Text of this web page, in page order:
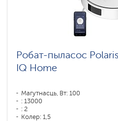
Робат-пыласос
IQ Home
Магутнасць, Вт: 100
: 13000
: 2
Колер: 1,5